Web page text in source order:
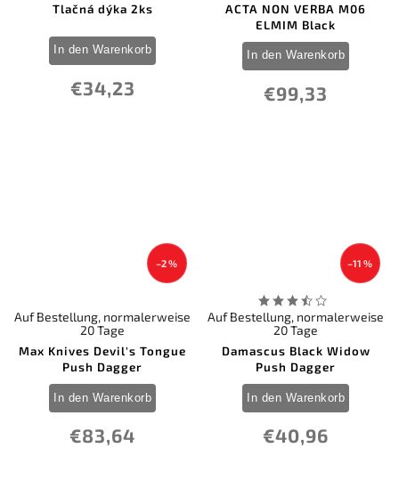
Tlačná dýka 2ks
€34,23
In den Warenkorb
ACTA NON VERBA M06
ELMIM Black
€99,33
In den Warenkorb
–2 %
Max Knives Devil's Tongue
Push Dagger
Auf Bestellung, normalerweise
20 Tage
€83,64
In den Warenkorb
–11 %
Damascus Black Widow
Push Dagger
Auf Bestellung, normalerweise
20 Tage
€40,96
In den Warenkorb